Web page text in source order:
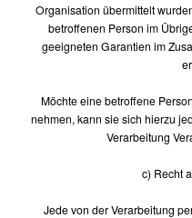
Organisation übermittelt
betroffenen Person im
geeigneten Garantien im
Möchte eine betroffene
nehmen, kann sie sich hierzu
Verarbeitung
c) Recht
Jede von der Verarbeitung